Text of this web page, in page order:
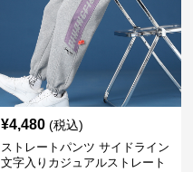
¥4,480 (税込)
ストレートパンツ サイドライン
文字入りカジュアルストレート